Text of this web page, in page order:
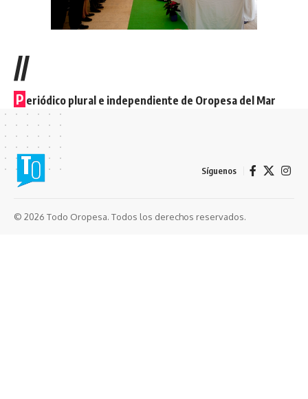
//
P eriódico plural e independiente de Oropesa del Mar
Síguenos
© 2026 Todo Oropesa. Todos los derechos reservados.